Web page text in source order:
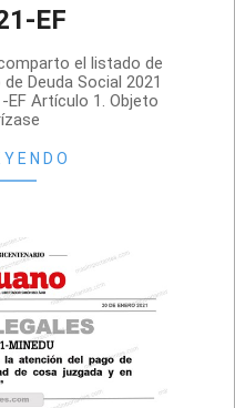
EF
el listado de
Deuda Social 2021
EF Artículo 1. Objeto